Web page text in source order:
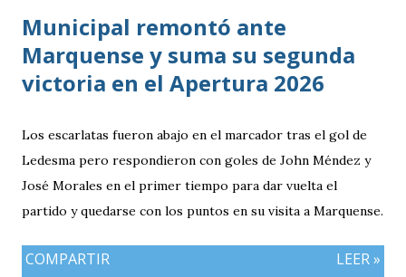
Municipal remontó ante
Marquense y suma su segunda
victoria en el Apertura 2026
Los escarlatas fueron abajo en el marcador tras el gol de
Ledesma pero respondieron con goles de John Méndez y
José Morales en el primer tiempo para dar vuelta el
partido y quedarse con los puntos en su visita a Marquense.
COMPARTIR LEER »